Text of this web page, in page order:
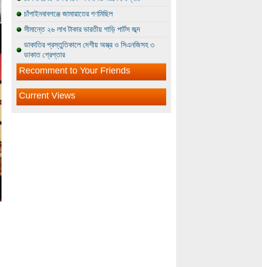
চাঁপাইনবাবগঞ্জে জামায়াতের গণমিছিল
সীমান্তে ২৬ লাখ টাকার ভারতীয় গাড়ি পার্টস জব্দ
ডাকাতির প্রস্তুতিকালে দেশীয় অস্ত্র ও সিএনজিসহ ৩
ডাকাত গ্রেপ্তার
Recomment to Your Friends
Current Views